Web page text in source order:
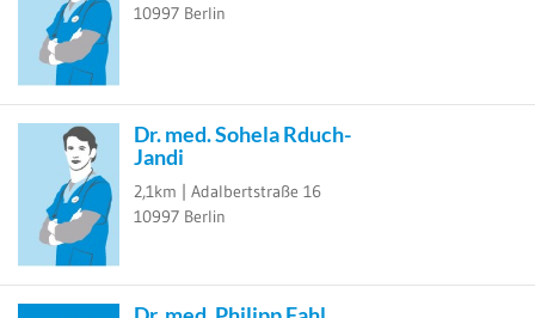
10997 Berlin
Dr. med. Sohela Rduch-
Jandi
2,1km | Adalbertstraße 16
10997 Berlin